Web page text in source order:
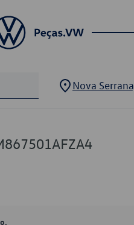
Nova Serrana